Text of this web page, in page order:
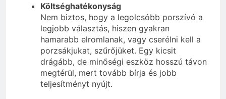
Költséghatékonyság
Nem biztos, hogy a legolcsóbb porszívó a
legjobb választás, hiszen gyakran
hamarabb elromlanak, vagy cserélni kell a
porzsákjukat, szűrőjüket. Egy kicsit
drágább, de minőségi eszköz hosszú távon
megtérül, mert tovább bírja és jobb
teljesítményt nyújt.